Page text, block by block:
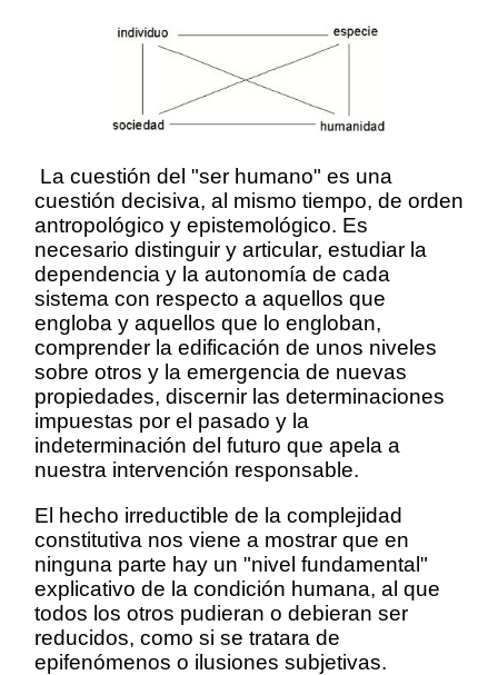
La cuestión del "ser humano" es una
cuestión decisiva, al mismo tiempo, de orden
antropológico y epistemológico. Es
necesario distinguir y articular, estudiar la
dependencia y la autonomía de cada
sistema con respecto a aquellos que
engloba y aquellos que lo engloban,
comprender la edificación de unos niveles
sobre otros y la emergencia de nuevas
propiedades, discernir las determinaciones
impuestas por el pasado y la
indeterminación del futuro que apela a
nuestra intervención responsable.
El hecho irreductible de la complejidad
constitutiva nos viene a mostrar que en
ninguna parte hay un "nivel fundamental"
explicativo de la condición humana, al que
todos los otros pudieran o debieran ser
reducidos, como si se tratara de
epifenómenos o ilusiones subjetivas.